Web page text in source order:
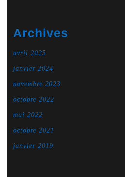
Archives
avril 2025
janvier 2024
novembre 2023
octobre 2022
mai 2022
octobre 2021
janvier 2019